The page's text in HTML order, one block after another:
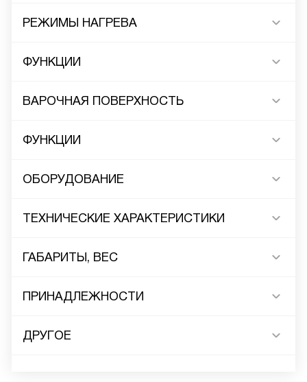
РЕЖИМЫ НАГРЕВА
ФУНКЦИИ
ВАРОЧНАЯ ПОВЕРХНОСТЬ
ФУНКЦИИ
ОБОРУДОВАНИЕ
ТЕХНИЧЕСКИЕ ХАРАКТЕРИСТИКИ
ГАБАРИТЫ, ВЕС
ПРИНАДЛЕЖНОСТИ
ДРУГОЕ